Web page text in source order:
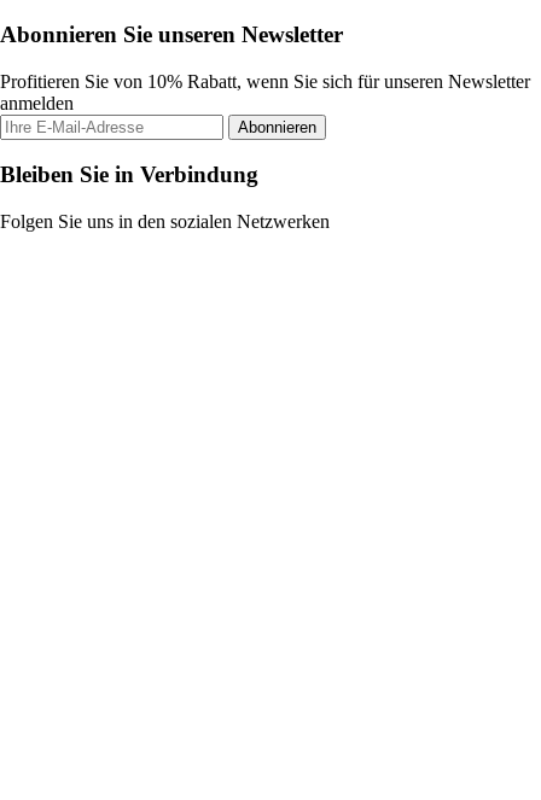
Abonnieren Sie unseren Newsletter
Profitieren Sie von 10% Rabatt, wenn Sie sich für unseren Newsletter
anmelden
Abonnieren
Bleiben Sie in Verbindung
Folgen Sie uns in den sozialen Netzwerken